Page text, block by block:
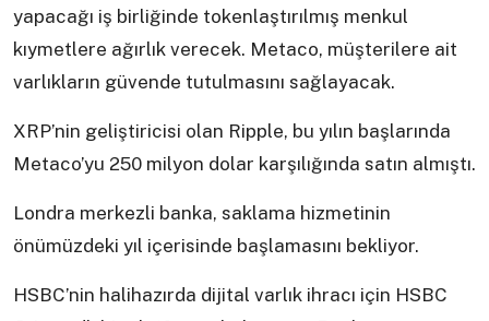
yapacağı iş birliğinde tokenlaştırılmış menkul
kıymetlere ağırlık verecek. Metaco, müşterilere ait
varlıkların güvende tutulmasını sağlayacak.
XRP’nin geliştiricisi olan Ripple, bu yılın başlarında
Metaco’yu 250 milyon dolar karşılığında satın almıştı.
Londra merkezli banka, saklama hizmetinin
önümüzdeki yıl içerisinde başlamasını bekliyor.
HSBC’nin halihazırda dijital varlık ihracı için HSBC